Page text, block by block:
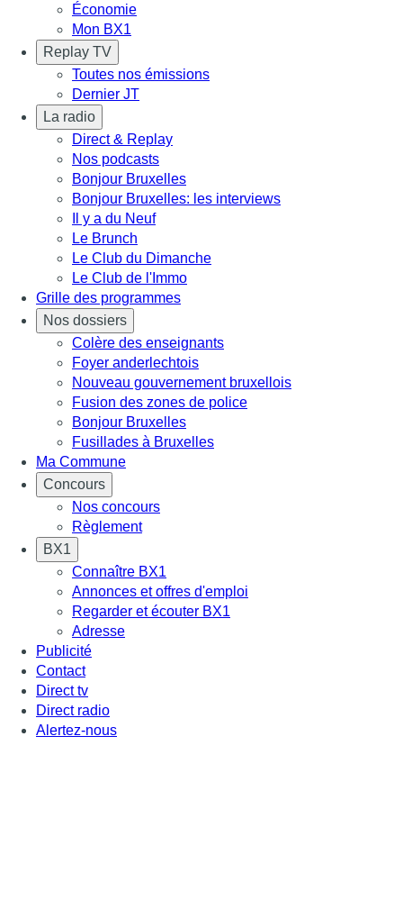
Économie
Mon BX1
Replay TV
Toutes nos émissions
Dernier JT
La radio
Direct & Replay
Nos podcasts
Bonjour Bruxelles
Bonjour Bruxelles: les interviews
Il y a du Neuf
Le Brunch
Le Club du Dimanche
Le Club de l'Immo
Grille des programmes
Nos dossiers
Colère des enseignants
Foyer anderlechtois
Nouveau gouvernement bruxellois
Fusion des zones de police
Bonjour Bruxelles
Fusillades à Bruxelles
Ma Commune
Concours
Nos concours
Règlement
BX1
Connaître BX1
Annonces et offres d'emploi
Regarder et écouter BX1
Adresse
Publicité
Contact
Direct tv
Direct radio
Alertez-nous